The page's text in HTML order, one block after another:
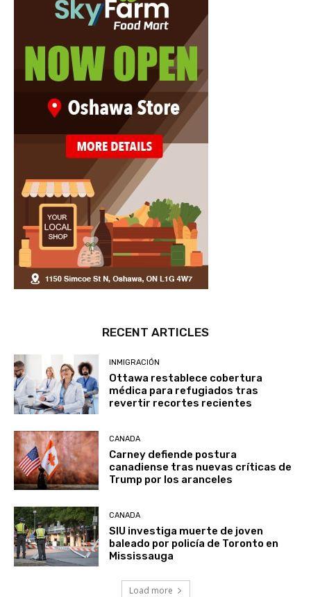
RECENT ARTICLES
INMIGRACIÓN
Ottawa restablece cobertura
médica para refugiados tras
revertir recortes recientes
CANADA
Carney defiende postura
canadiense tras nuevas críticas de
Trump por los aranceles
CANADA
SIU investiga muerte de joven
baleado por policía de Toronto en
Mississauga
Load more